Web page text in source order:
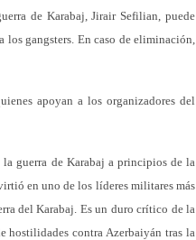
de Karabaj, Jirair Sefilian, puede
los gangsters. En caso de eliminación,
apoyan a los organizadores del
guerra de Karabaj a principios de la
en uno de los líderes militares más
del Karabaj. Es un duro crítico de la
hostilidades contra Azerbaiyán tras la